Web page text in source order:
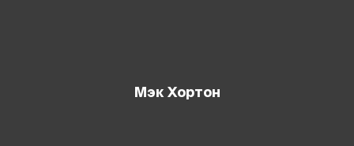
Мэк Хортон